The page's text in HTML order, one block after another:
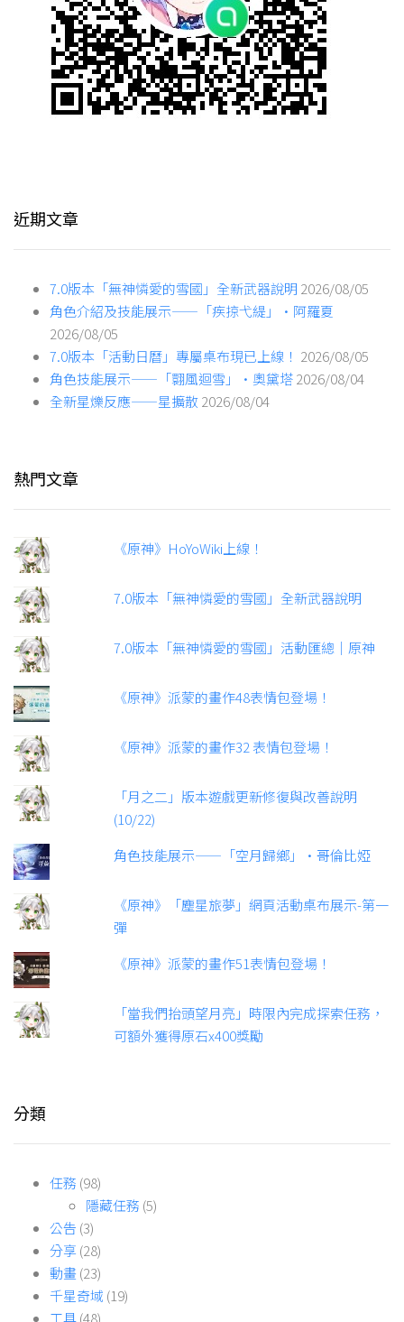
近期文章
7.0版本「無神憐愛的雪國」全新武器說明 2026/08/05
角色介紹及技能展示——「疾掠弋緹」·阿羅夏
2026/08/05
7.0版本「活動日曆」專屬桌布現已上線！ 2026/08/05
角色技能展示——「翾風迴雪」·奧黛塔2026/08/04
全新星爍反應——星擴散2026/08/04
熱門文章
《原神》HoYoWiki上線！
7.0版本「無神憐愛的雪國」全新武器說明
7.0版本「無神憐愛的雪國」活動匯總｜原神
《原神》派蒙的畫作48表情包登場！
《原神》派蒙的畫作32 表情包登場！
「月之二」版本遊戲更新修復與改善說明
(10/22)
角色技能展示——「空月歸鄉」·哥倫比婭
《原神》「塵星旅夢」網頁活動桌布展示-第一
彈
《原神》派蒙的畫作51表情包登場！
「當我們抬頭望月亮」時限內完成探索任務，
可額外獲得原石x400獎勵
分類
任務 (98)
隱藏任務 (5)
公告 (3)
分享(28)
動畫(23)
千星奇域 (19)